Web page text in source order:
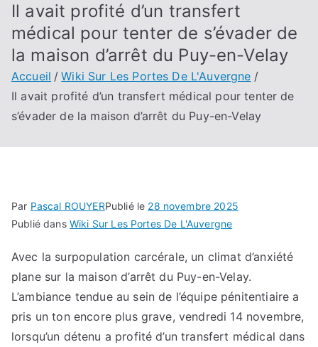
Il avait profité d’un transfert
médical pour tenter de s’évader de
la maison d’arrêt du Puy-en-Velay
Accueil
Wiki Sur Les Portes De L'Auvergne
Il avait profité d’un transfert médical pour tenter de
s’évader de la maison d’arrêt du Puy-en-Velay
Par Pascal ROUYERPublié le 28 novembre 2025
Publié dans Wiki Sur Les Portes De L'Auvergne
Avec la surpopulation carcérale, un climat d’anxiété
plane sur la maison d’arrêt du Puy-en-Velay.
L’ambiance tendue au sein de l’équipe pénitentiaire a
pris un ton encore plus grave, vendredi 14 novembre,
lorsqu’un détenu a profité d’un transfert médical dans